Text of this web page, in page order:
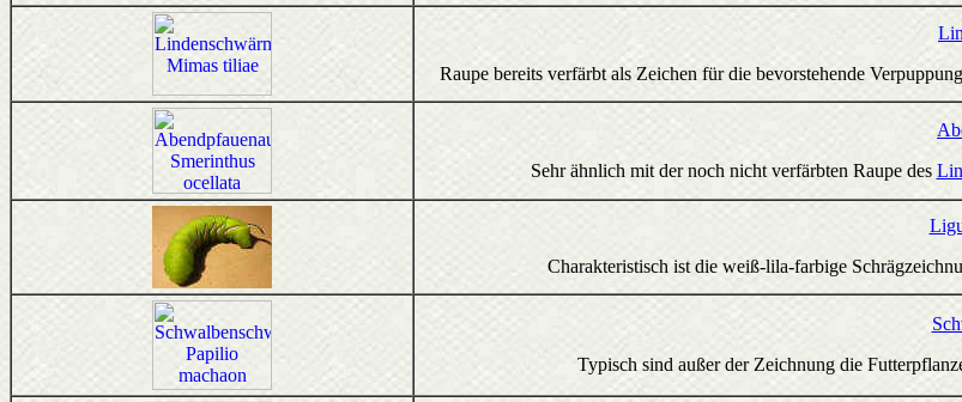
Raupe bereits verfärbt als Zeichen für die bevorstehende
Sehr ähnlich mit der noch nicht verfärbten Raupe des
Charakteristisch ist die weiß-lila-farbige
Typisch sind außer der Zeichnung die